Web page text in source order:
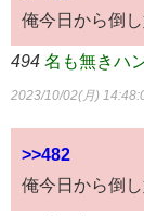
俺今日から倒
494 名も無きハ
2023/10/02(月)
>>482
俺今日から倒